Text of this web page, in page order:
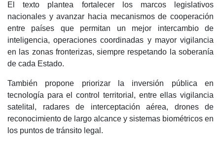
El texto plantea fortalecer los marcos legislativos
nacionales y avanzar hacia mecanismos de cooperación
entre países que permitan un mejor intercambio de
inteligencia, operaciones coordinadas y mayor vigilancia
en las zonas fronterizas, siempre respetando la soberanía
de cada Estado.
También propone priorizar la inversión pública en
tecnología para el control territorial, entre ellas vigilancia
satelital, radares de interceptación aérea, drones de
reconocimiento de largo alcance y sistemas biométricos en
los puntos de tránsito legal.